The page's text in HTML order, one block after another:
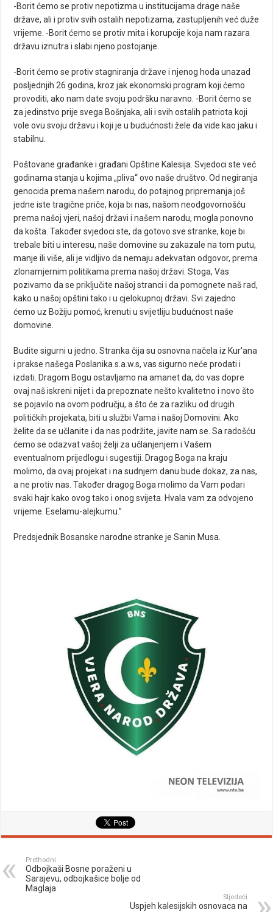
-Borit ćemo se protiv nepotizma u institucijama drage naše
države, ali i protiv svih ostalih nepotizama, zastupljenih već duže
vrijeme. -Borit ćemo se protiv mita i korupcije koja nam razara
državu iznutra i slabi njeno postojanje.
-Borit ćemo se protiv stagniranja države i njenog hoda unazad
posljednjih 26 godina, kroz jak ekonomski program koji ćemo
provoditi, ako nam date svoju podršku naravno. -Borit ćemo se
za jedinstvo prije svega Bošnjaka, ali i svih ostalih patriota koji
vole ovu svoju državu i koji je u budućnosti žele da vide kao jaku i
stabilnu.
Poštovane građanke i građani Opštine Kalesija. Svjedoci ste već
godinama stanja u kojima „pliva“ ovo naše društvo. Od negiranja
genocida prema našem narodu, do potajnog pripremanja još
jedne iste tragične priče, koja bi nas, našom neodgovornošću
prema našoj vjeri, našoj državi i našem narodu, mogla ponovno
da košta. Također svjedoci ste, da gotovo sve stranke, koje bi
trebale biti u interesu, naše domovine su zakazale na tom putu,
manje ili više, ali je vidljivo da nemaju adekvatan odgovor, prema
zlonamjernim politikama prema našoj državi. Stoga, Vas
pozivamo da se priključite našoj stranci i da pomognete naš rad,
kako u našoj opštini tako i u cjelokupnoj državi. Svi zajedno
ćemo uz Božiju pomoć, krenuti u svijetliju budućnost naše
domovine.
Budite sigurni u jedno. Stranka čija su osnovna načela iz Kur'ana
i prakse našega Poslanika s.a.w.s, vas sigurno neće prodati i
izdati. Dragom Bogu ostavljamo na amanet da, do vas dopre
ovaj naš iskreni nijet i da prepoznate nešto kvalitetno i novo što
se pojavilo na ovom području, a što će za razliku od drugih
političkih projekata, biti u službi Vama i našoj Domovini. Ako
želite da se učlanite i da nas podržite, javite nam se. Sa radošću
ćemo se odazvat vašoj želji za učlanjenjem i Vašem
eventualnom prijedlogu i sugestiji. Dragog Boga na kraju
molimo, da ovaj projekat i na sudnjem danu bude dokaz, za nas,
a ne protiv nas. Također dragog Boga molimo da Vam podari
svaki hajr kako ovog tako i onog svijeta. Hvala vam za odvojeno
vrijeme. Eselamu-alejkumu.”
Predsjednik Bosanske narodne stranke je Sanin Musa.
Prethodni
Odbojkaši Bosne poraženi u
Sarajevu, odbojkašice bolje od
Maglaja
Sljedeći
Uspjeh kalesijskih osnovaca na